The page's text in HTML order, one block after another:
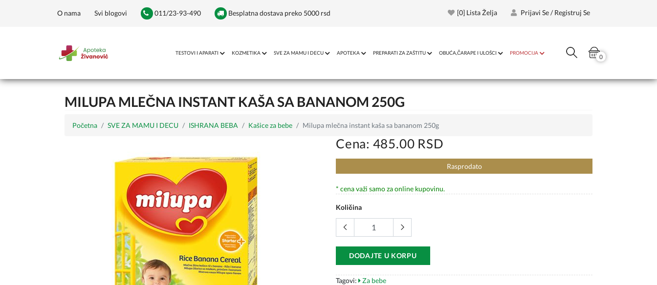
O nama Svi blogovi 011/23-93-490 Besplatna dostava preko 5000 rsd [0] Lista Želja Prijavi Se / Registruj Se
TESTOVI I APARATI KOZMETIKA SVE ZA MAMU I DECU APOTEKA PREPARATI ZA ZAŠTITU OBUĆA,ČARAPE I ULOŠCI PROMOCIJA
0
MILUPA MLEČNA INSTANT KAŠA SA BANANOM 250G
Početna SVE ZA MAMU I DECU ISHRANA BEBA Kašice za bebe Milupa mlečna instant kaša sa bananom 250g
Cena: 485.00 RSD
Rasprodato
* cena važi samo za online kupovinu.
Količina
DODAJTE U KORPU
Tagovi:
Za bebe